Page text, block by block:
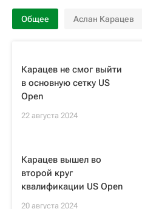
Общее Аслан Карацев
Карацев не смог выйти
в основную сетку US
Open
22 августа 2024
Карацев вышел во
второй круг
квалификации US Open
20 августа 2024